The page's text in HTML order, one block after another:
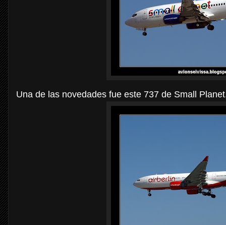
Una de las novedades fue este 737 de Small